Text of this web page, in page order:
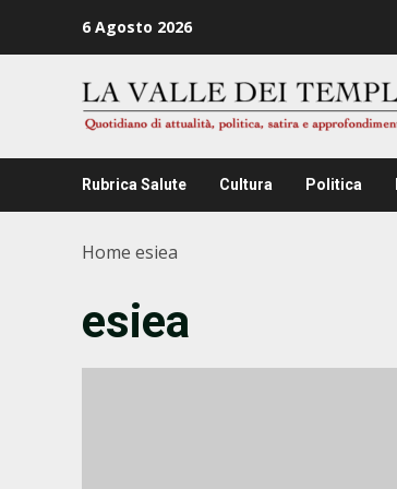
6 Agosto 2026
Rubrica Salute Cultura Politica
Home esiea
esiea